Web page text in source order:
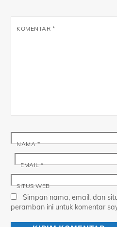
KOMENTAR *
NAMA*
EMAIL*
SITUS WEB
Simpan nama, email, dan
peramban ini untuk komentar